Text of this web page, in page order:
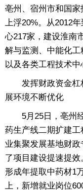
亳州、宿州市和国
上浮20%。从2012
心217家，建设淮南
解与监测、中能化
以及各类工程技术中
发挥财政资金杠
展环境不断优化
5月25日，亳州经
药生产线二期扩建
业集聚发展基地财
了项目建设提速提
形成年提取中药材1
上，新增就业岗位